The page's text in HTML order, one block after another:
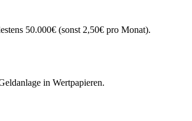
50.000€ (sonst 2,50€ pro Monat).
in Wertpapieren.